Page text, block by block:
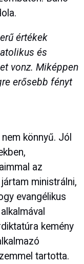
értékek
és
vonz. Miképpen
erősebb fényt
könnyű. Jól
az
ministrálni,
evangélikus
kemény
tartotta.